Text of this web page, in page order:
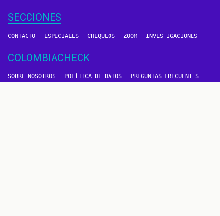
SECCIONES
CONTACTO ESPECIALES CHEQUEOS ZOOM INVESTIGACIONES
COLOMBIACHECK
SOBRE NOSOTROS POLÍTICA DE DATOS PREGUNTAS FRECUENTES